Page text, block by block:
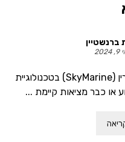
ברנשטיין
בינה מלאכותית רכב העתיד סקיימרין (SkyMarine) בטכנולוגיית
או כבר מציאות קיימת ...